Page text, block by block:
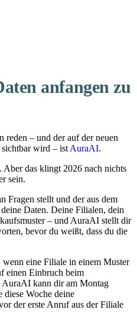
anfangen zu
reden – und der auf der neuen
wird – ist AuraAI.
das klingt 2026 nach nichts
sein.
Fragen stellt und der aus dem
Daten. Deine Filialen, dein
– und AuraAI stellt dir
bevor du weißt, dass du die
eine Filiale in einem Muster
einen Einbruch beim
AuraAI kann dir am Montag
diese Woche deine
der erste Anruf aus der Filiale